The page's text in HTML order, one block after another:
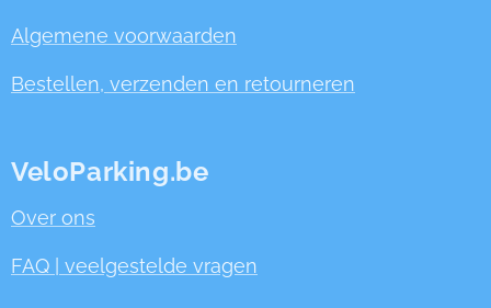
Algemene voorwaarden
Bestellen, verzenden en retourneren
VeloParking.be
Over ons
FAQ | veelgestelde vragen